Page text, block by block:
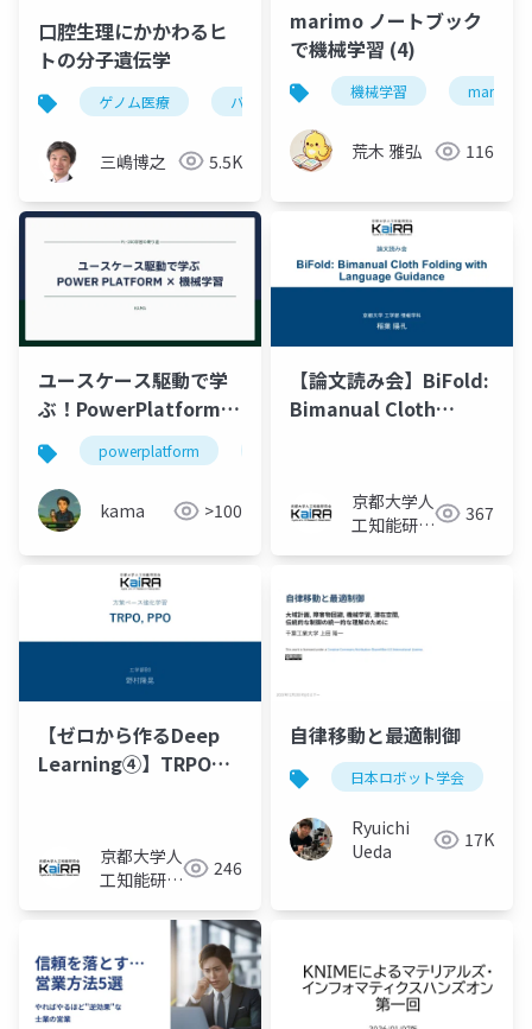
口腔生理にかかわるヒ
トの分子遺伝学
ゲノム医療 バイオインフォマティクス 希少疾患
三嶋博之 5.5K
marimo ノートブック
で機械学習 (4)
機械学習 marimo
荒木 雅弘 116
ユースケース駆動で学
ぶ！PowerPlatform×
機械学習powerplatform
kama >100
【論文読み会】BiFold:
Bimanual Cloth
京都大学人
工知能研究
367
【ゼロから作るDeep
Learning④】TRPO・
京都大学人
工知能研究
246
自律移動と最適制御
日本ロボット学会
Ryuichi
Ueda
17K